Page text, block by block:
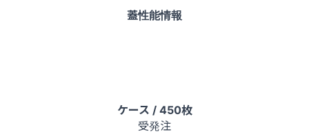
蓋性能情報
ケース / 450枚
受発注